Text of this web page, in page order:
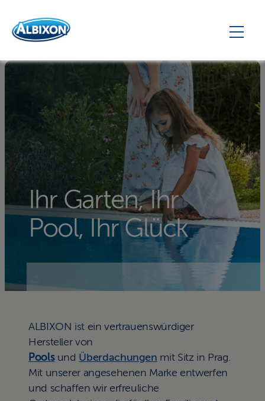
Ihr Garten, Ihr
Pool, Ihr Glück
ALBIXON ist ein vertrauenswürdiger
Hersteller von
Poolsund Überdachungen mit Sitz in Prag.
Mit unserer angesehenen Marke entwerfen
und schaffen wir erfreuliche